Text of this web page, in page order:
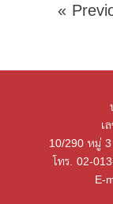
«
เ
10/290 หมู่ 3
โทร. 02-
E-